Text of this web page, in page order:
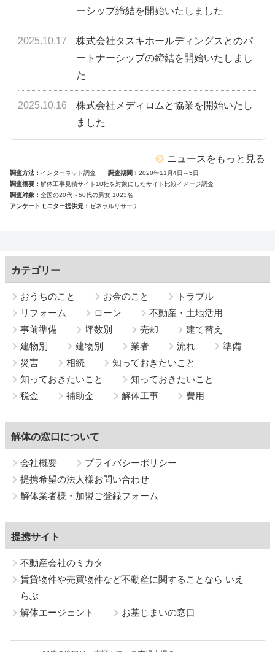
ーシップ締結を開始いたしました
2025.10.17
株式会社タスキホールディングスとのパ
ートナーシップの締結を開始いたしまし
た
2025.10.16
株式会社メディロムと協業を開始いたし
ました
ニュースをもっと見る
調査方法 インターネット調査 調査期間
2020年11月4日～5日
調査概要
解体工事見積サイト10社を対象にしたサイト比較イメージ調査
調査対象
全国の20代～50代の男女 1023名
アンケートモニター提供元
ゼネラルリサーチ
カテゴリー
おうちのこと お金のこと
トラブル
リフォーム
ローン
不動産・土地活用
事前準備
坪数別 売却
建て替え
建物別
建物別 業者 流れ
準備
災害
相続
知っておきたいこと
知っておきたいこと
知っておきたいこと
税金
補助金 解体工事 費用
解体の窓口について
会社概要
プライバシーポリシー
提携希望の法人様お問い合わせ
解体業者様・加盟ご登録フォーム
提携サイト
不動産会社のミカタ
賃貸物件や売買物件など不動産に関することなら いえ
らぶ
解体エージェント
お墓じまいの窓口